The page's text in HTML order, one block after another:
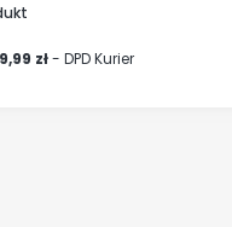
zł- DPD Kurier